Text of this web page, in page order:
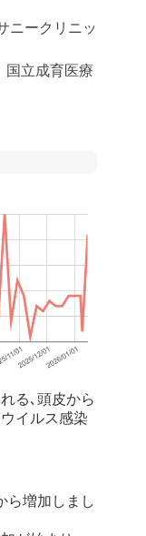
ニークリニッ
国立成育医療
る､頭皮から
イルス感染
ら増加しまし